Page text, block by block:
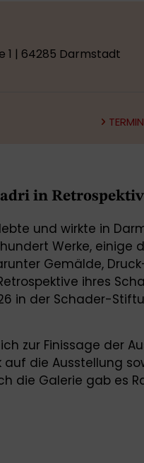
1 | 64285 Darmstadt
in
und wirkte in
Werke, einige
Gemälde,
ihres
in der Schader-
zur Finissage der
auf die Ausstellung
die Galerie gab es